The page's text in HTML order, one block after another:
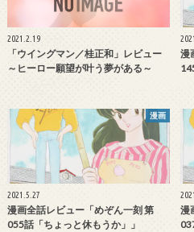
2021.2.19
「ウイングマン／桂正和」レビュー
～ヒーロー願望が叶う夢がある～
漫
漫画
2021.5.27
漫画全話レビュー「めぞん一刻 第
055話「ちょっと休もうか」」
漫